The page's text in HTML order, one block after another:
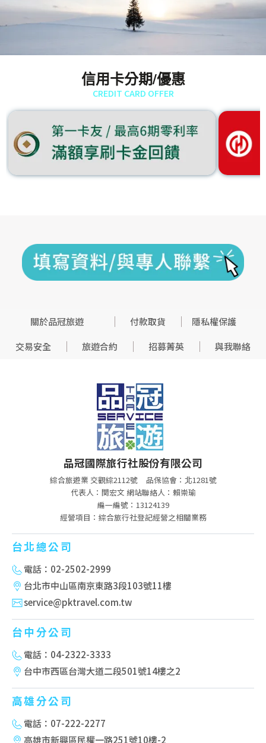
信用卡分期/優惠
CREDIT CARD OFFER
關於品冠旅遊 付款取貨
隱私權保護
交易安全
旅遊合約 招募菁英 與我聯絡
品冠國際旅行社股份有限公司
綜合旅遊業 交觀綜2112號
品保協會：北1281號
代表人：関宏文 網站聯絡人：賴崇瑜
編一編號：13124139
經營項目：綜合旅行社登記經營之相關業務
台北總公司
電話：02-2502-2999
台北市中山區南京東路3段103號11樓
service@pktravel.com.tw
台中分公司
電話：04-2322-3333
台中市西區台灣大道二段501號14樓之2
高雄分公司
電話：07-222-2277
高雄市新興區民權一路251號10樓-2